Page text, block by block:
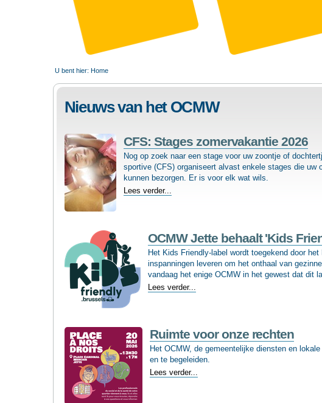
U bent hier: Home
Nieuws van het OCMW
CFS: Stages zomervakantie 2026
Nog op zoek naar een stage voor uw zoontje of
sportive (CFS) organiseert alvast enkele stages die
kunnen be­zorgen. Er is voor elk wat wils.
CFS:
Lees verder...
OCMW Jette behaalt 'Kids
Het Kids Friendly-label wordt toege­kend door
inspanningen leveren om het onthaal van
vandaag het enige OCMW in het gewest dat dit
OCMW
Friendly'
label
-
Lees verder...
Ruimte voor onze rechten
Het OCMW, de gemeentelijke diensten en
en te begeleiden.
Ruimte
Lees verder...